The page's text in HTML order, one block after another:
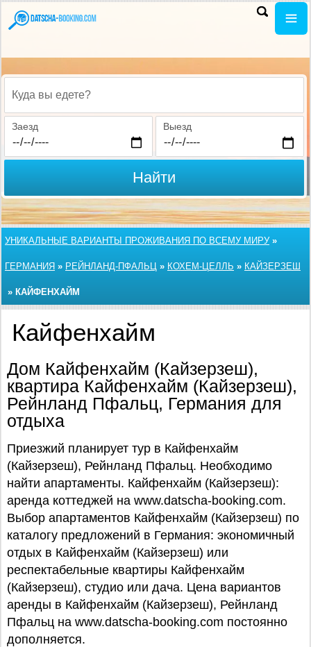
Куда вы едете?
Заезд Выезд
Найти
УНИКАЛЬНЫЕ ВАРИАНТЫ ПРОЖИВАНИЯ ПО ВСЕМУ МИРУ»
ГЕРМАНИЯ » РЕЙНЛАНД-ПФАЛЬЦ » КОХЕМ-ЦЕЛЛЬ » КАЙЗЕРЗЕШ
» КАЙФЕНХАЙМ
Кайфенхайм
Дом Кайфенхайм (Кайзерзеш),
квартира Кайфенхайм (Кайзерзеш),
Рейнланд Пфальц, Германия для
отдыха
Приезжий планирует тур в Кайфенхайм
(Кайзерзеш), Рейнланд Пфальц. Необходимо
найти апартаменты. Кайфенхайм (Кайзерзеш):
аренда коттеджей на www.datscha-booking.com.
Выбор апартаментов Кайфенхайм (Кайзерзеш) по
каталогу предложений в Германия: экономичный
отдых в Кайфенхайм (Кайзерзеш) или
респектабельные квартиры Кайфенхайм
(Кайзерзеш), студио или дача. Цена вариантов
аренды в Кайфенхайм (Кайзерзеш), Рейнланд
Пфальц на www.datscha-booking.com постоянно
дополняется.